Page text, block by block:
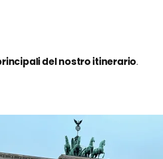
del nostro itinerario.